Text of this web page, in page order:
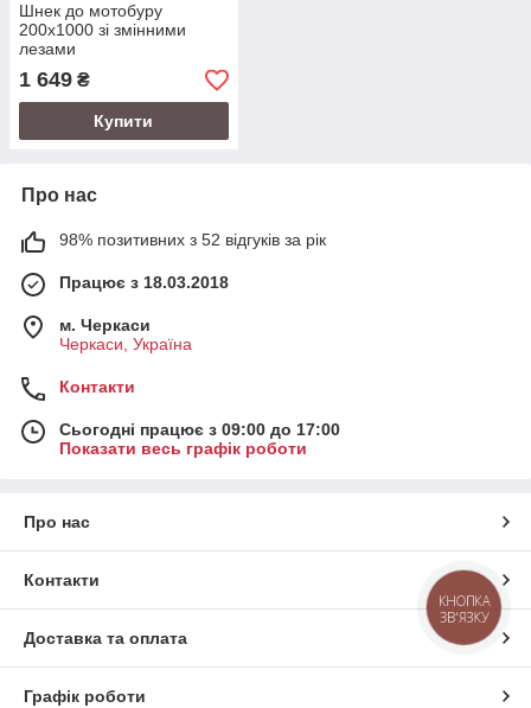
Шнек до мотобуру
200х1000 зі змінними
лезами
1 649 ₴
Купити
Про нас
98% позитивних з 52 відгуків за рік
Працює з 18.03.2018
м. Черкаси
Черкаси, Україна
Контакти
Сьогодні працює з 09:00 до 17:00
Показати весь графік роботи
Про нас
Контакти
Доставка та оплата
Графік роботи
КНОПКА
ЗВ'ЯЗКУ